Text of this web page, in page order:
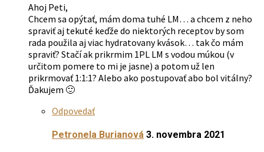
Ahoj Peti,
Chcem sa opýtať, mám doma tuhé LM… a chcem z neho
spraviť aj tekuté keďže do niektorých receptov by som
rada použila aj viac hydratovany kvások… tak čo mám
spraviť? Stačí ak prikrmim 1PL LM s vodou múkou (v
určitom pomere to mi je jasne) a potom už len
prikrmovať 1:1:1? Alebo ako postupovať abo bol vitálny?
Ďakujem 🙂
Odpovedať
Petronela Burianová 3. novembra 2021